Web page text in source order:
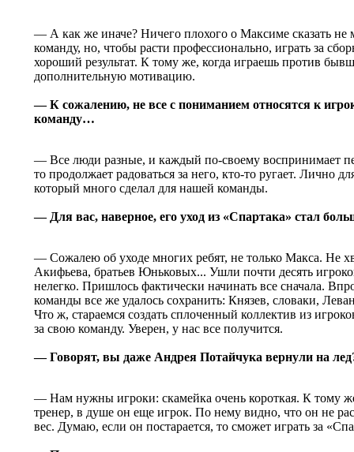
— А как же иначе? Ничего плохого о Максиме сказать
команду, но, чтобы расти профессионально, играть за
хороший результат. К тому же, когда играешь против
дополнительную мотивацию.
— К сожалению, не все с пониманием относятся к
команду…
— Все люди разные, и каждый по-своему воспринимает
то продолжает радоваться за него, кто-то ругает. Лично
который много сделал для нашей команды.
— Для вас, наверное, его уход из «Спартака» стал
— Сожалею об уходе многих ребят, не только Макса. Не
Акифьева, братьев Юньковых... Ушли почти десять
нелегко. Пришлось фактически начинать все сначала.
команды все же удалось сохранить: Князев, словаки,
Что ж, стараемся создать сплоченный коллектив из
за свою команду. Уверен, у нас все получится.
— Говорят, вы даже Андрея Потайчука вернули на
— Нам нужны игроки: скамейка очень короткая. К тому
тренер, в душе он еще игрок. По нему видно, что он не
вес. Думаю, если он постарается, то сможет играть за